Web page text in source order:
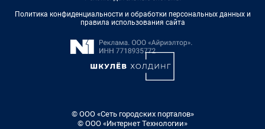
Политика конфиденциальности и обработки персональных данных и
правила использования сайта
© ООО «Сеть городских порталов»
© ООО «Интернет Технологии»